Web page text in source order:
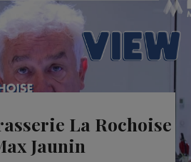
La Rochoise
Jaunin